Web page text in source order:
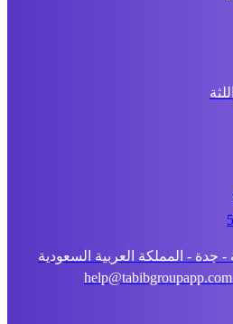
المملكة العربية السعودية